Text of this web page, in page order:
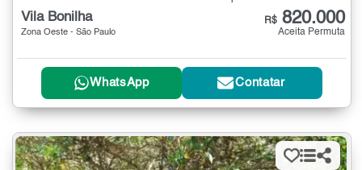
Vila Bonilha
Zona Oeste - São Paulo
R$ 820.000
Aceita Permuta
WhatsApp Contatar